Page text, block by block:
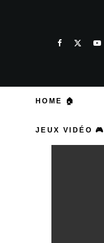
HOME 🏠
JEUX VIDÉO 🎮